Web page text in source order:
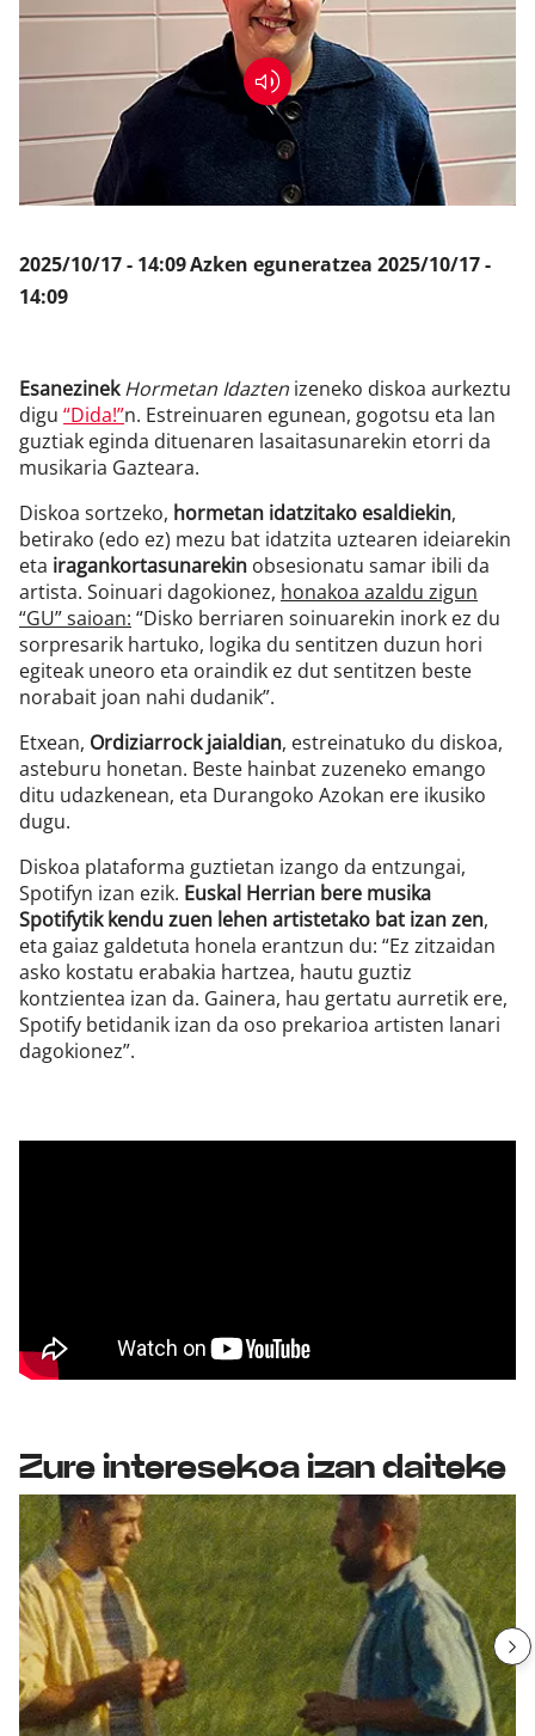
2025/10/17 - 14:09Azken eguneratzea 2025/10/17 -
14:09
EsanezinekHormetan Idazten izeneko diskoa aurkeztu
digu “Dida!”n. Estreinuaren egunean, gogotsu eta lan
guztiak eginda dituenaren lasaitasunarekin etorri da
musikaria Gazteara.
Diskoa sortzeko, hormetan idatzitako esaldiekin,
betirako (edo ez) mezu bat idatzita uztearen ideiarekin
eta iragankortasunarekin obsesionatu samar ibili da
artista. Soinuari dagokionez, honakoa azaldu zigun
“GU” saioan: “Disko berriaren soinuarekin inork ez du
sorpresarik hartuko, logika du sentitzen duzun hori
egiteak uneoro eta oraindik ez dut sentitzen beste
norabait joan nahi dudanik”.
Etxean, Ordiziarrock jaialdian, estreinatuko du diskoa,
asteburu honetan. Beste hainbat zuzeneko emango
ditu udazkenean, eta Durangoko Azokan ere ikusiko
dugu.
Diskoa plataforma guztietan izango da entzungai,
Spotifyn izan ezik. Euskal Herrian bere musika
Spotifytik kendu zuen lehen artistetako bat izan zen,
eta gaiaz galdetuta honela erantzun du: “Ez zitzaidan
asko kostatu erabakia hartzea, hautu guztiz
kontzientea izan da. Gainera, hau gertatu aurretik ere,
Spotify betidanik izan da oso prekarioa artisten lanari
dagokionez”.
Zure interesekoa izan daiteke